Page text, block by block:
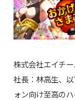
株式会社エイチ
社長：林高生、
ォン向け至高の